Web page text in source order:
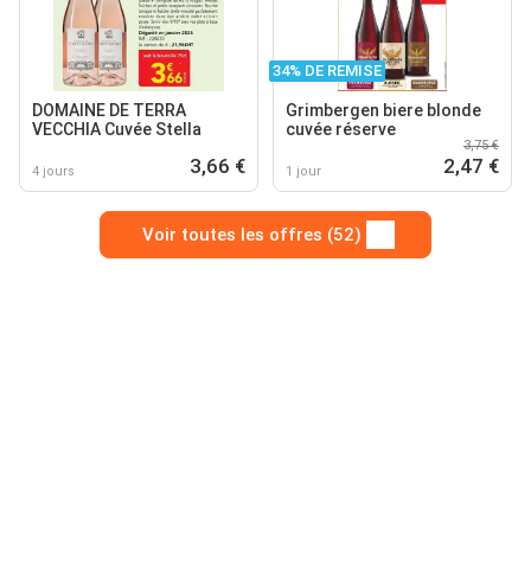
DOMAINE DE TERRA
VECCHIA Cuvée Stella
4 jours 3,66 €
34% DE REMISE
Grimbergen biere blonde
cuvée réserve
1 jour
3,75 €
2,47 €
Voir toutes les offres (52)